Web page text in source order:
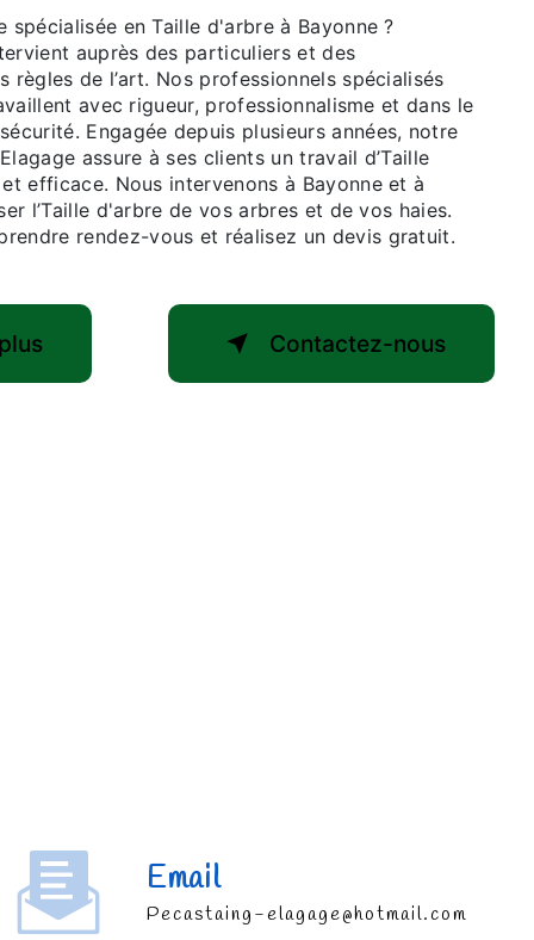
auprès des particuliers et des
règles de l’art. Nos professionnels spécialisés
avec rigueur, professionnalisme et dans le
Engagée depuis plusieurs années, notre
assure à ses clients un travail d’Taille
efficace. Nous intervenons à Bayonne et à
l’Taille d'arbre de vos arbres et de vos haies.
rendez-vous et réalisez un devis gratuit.
Contactez-nous
Email
pecastaing-elagage@hotmail.com